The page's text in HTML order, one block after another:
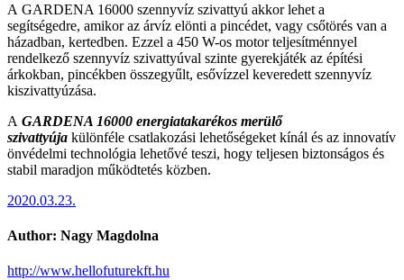
A GARDENA 16000 szennyvíz szivattyú akkor lehet a
segítségedre, amikor az árvíz elönti a pincédet, vagy csőtörés van a
házadban, kertedben. Ezzel a 450 W-os motor teljesítménnyel
rendelkező szennyvíz szivattyúval szinte gyerekjáték az építési
árkokban, pincékben összegyűlt, esővízzel keveredett szennyvíz
kiszivattyúzása.
A GARDENA 16000 energiatakarékos merülő
szivattyúja különféle csatlakozási lehetőségeket kínál és az innovatív
önvédelmi technológia lehetővé teszi, hogy teljesen biztonságos és
stabil maradjon működtetés közben.
2020.03.23.
Author: Nagy Magdolna
http://www.hellofuturekft.hu